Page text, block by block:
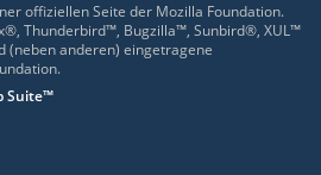
offiziellen Seite der Mozilla Foundation.
Thunderbird™, Bugzilla™, Sunbird®, XUL™
(neben anderen) eingetragene
Suite™